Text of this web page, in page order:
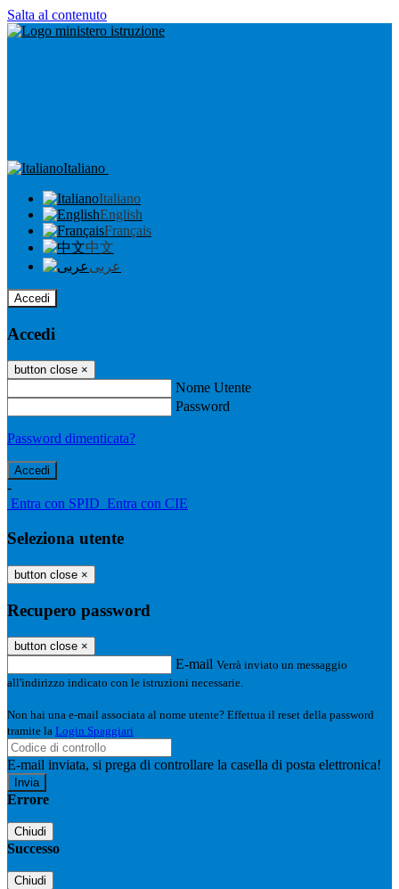
Salta al contenuto
Italiano
Italiano
English
Français
中文
عربى
Accedi
Accedi
button close ×
Nome Utente
Password
Password dimenticata?
-
Entra con SPID Entra con CIE
Seleziona utente
button close ×
Recupero password
button close ×
E-mail Verrà inviato un messaggio
all'indirizzo indicato con le istruzioni necessarie.
Non hai una e-mail associata al nome utente? Effettua il reset della password
tramite la Login Spaggiari
E-mail inviata, si prega di controllare la casella di posta elettronica!
Errore
Chiudi
Successo
Chiudi